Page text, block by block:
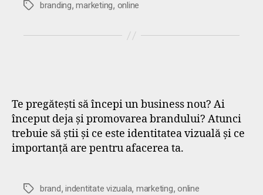
Etichete
branding,marketing, online
Te pregătești să începi un business nou? Ai
început deja și promovarea brandului? Atunci
trebuie să știi și ce este identitatea vizuală și ce
importanță are pentru afacerea ta.
Etichete
brand,indentitate vizuala, marketing,online